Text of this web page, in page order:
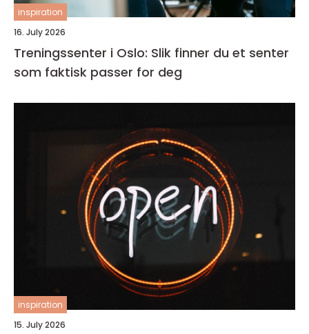
inspiration
16. July 2026
Treningssenter i Oslo: Slik finner du et senter
som faktisk passer for deg
inspiration
15. July 2026